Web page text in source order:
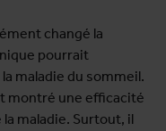
changé la
pourrait
maladie du sommeil.
montré une efficacité
maladie. Surtout, il